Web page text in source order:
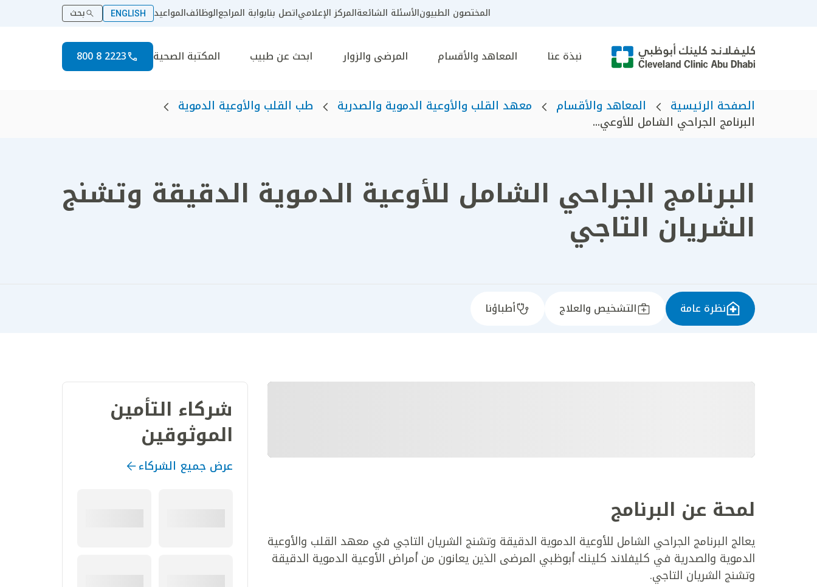
المختصون الطبيونالأسئلة الشائعةالمركز الإعلامياتصل بنابوابة المراجعالوظائفالمواعيد ENGLISH بحث
نبذة عنا المعاهد والأقسام المرضى والزوار ابحث عن طبيب المكتبة الصحية 2223 8 800
الصفحة الرئيسية المعاهد والأقسام معهد القلب والأوعية الدموية والصدرية طب القلب والأوعية الدموية
البرنامج الجراحي الشامل للأوعي...
البرنامج الجراحي الشامل للأوعية الدموية الدقيقة وتشنج
الشريان التاجي
نظرة عامة التشخيص والعلاج أطباؤنا
لمحة عن البرنامج
يعالج البرنامج الجراحي الشامل للأوعية الدموية الدقيقة وتشنج الشريان التاجي في معهد القلب والأوعية
الدموية والصدرية في كليفلاند كلينك أبوظبي المرضى الذين يعانون من أمراض الأوعية الدموية الدقيقة
وتشنج الشريان التاجي.
شركاء التأمين
الموثوقين
عرض جميع الشركاء